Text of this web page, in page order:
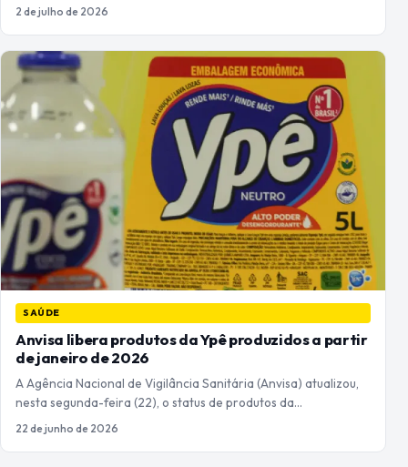
2 de julho de 2026
SAÚDE
Anvisa libera produtos da Ypê produzidos a partir
de janeiro de 2026
A Agência Nacional de Vigilância Sanitária (Anvisa) atualizou,
nesta segunda-feira (22), o status de produtos da…
22 de junho de 2026